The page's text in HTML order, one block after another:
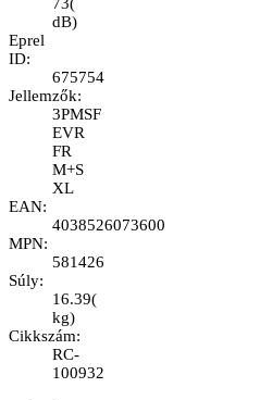
dB)
Eprel
ID:
675754
Jellemzők:
3PMSF
EVR
FR
M+S
XL
EAN:
4038526073600
MPN:
581426
Súly:
16.39(
kg)
Cikkszám:
RC-
100932